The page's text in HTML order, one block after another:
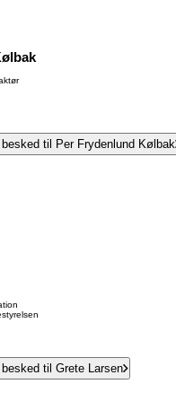
til Per Frydenlund Kølbak
til Grete Larsen